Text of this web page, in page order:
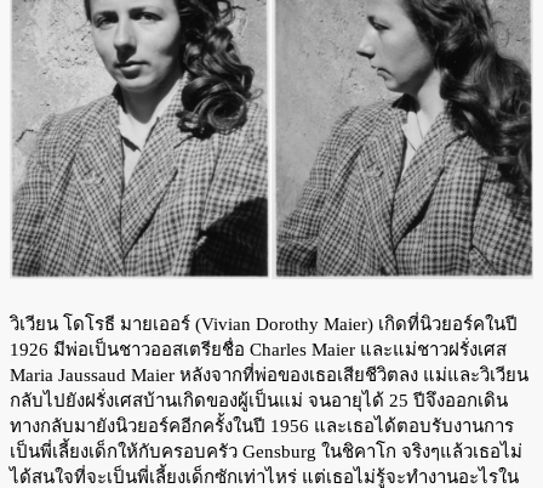
วิเวียน โดโรธี มายเออร์ (Vivian Dorothy Maier) เกิดที่นิวยอร์คในปี
1926 มีพ่อเป็นชาวออสเตรียชื่อ Charles Maier และแม่ชาวฝรั่งเศส
Maria Jaussaud Maier หลังจากที่พ่อของเธอเสียชีวิตลง แม่และวิเวียน
กลับไปยังฝรั่งเศสบ้านเกิดของผู้เป็นแม่ จนอายุได้ 25 ปีจึงออกเดิน
ทางกลับมายังนิวยอร์คอีกครั้งในปี 1956 และเธอได้ตอบรับงานการ
เป็นพี่เลี้ยงเด็กให้กับครอบครัว Gensburg ในชิคาโก จริงๆแล้วเธอไม่
ได้สนใจที่จะเป็นพี่เลี้ยงเด็กซักเท่าไหร่ แต่เธอไม่รู้จะทำงานอะไรใน